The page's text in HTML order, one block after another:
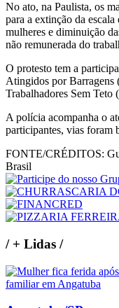
No ato, na Paulista, os
para a extinção da
mulheres e diminuição
não remunerada do
O protesto tem a
Atingidos por
Trabalhadores Sem Teto
A polícia acompanha o
participantes, vias foram
FONTE/CRÉDITOS:
Brasil
/+ Lidas /